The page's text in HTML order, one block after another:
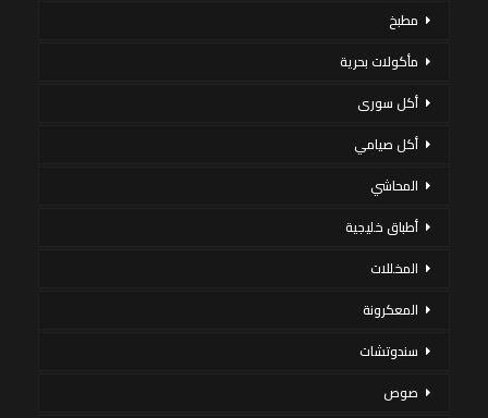
مطبخ
مأكولات بحرية
أكل سورى
أكل صيامي
المحاشي
أطباق خليجية
المخللات
المعكرونة
سندوتشات
صوص